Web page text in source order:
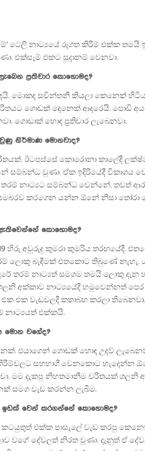
ටෙලි නාට්‍යයේ රූගත කිරීම් එක්ක
එක්සෑම් එකට සූදානම් වෙනවා.
ප්‍රතිචාර කොහොමද?
මොකද සචින්තනී කියලා කෙනෙක්
ගොඩක් දෙනෙක් ආදරෙයි. පොඩි
ගොඩාක් හොඳ ප්‍රතිචාර ලැබෙනවා.
නිර්මාණ මොනවාද?
ඊටපස්සේ කොරොනා කාලේදී
සම්බන්ධ වුණා. ඒක ඉදිරියේදී විකාශය
නාට්‍යට සම්බන්ධ වෙන්නේ. තවත්
කරගෙන යන්න ඕනේ නිසා තෝරා
කොහොමද?
හිරු අවුරුදු කුමරා කුමරිය තරඟයේදී.
ලොකු බැඳීමක් එතකොට තිබුණේ නැහැ.
තරම් නාට්‍යත් සමගම තමයි ලොකු
අක්කාව නාට්‍යයේදී හමුවෙන්නත් පෙර
එක වැඩවලදී කතාබහ කරලා
නාට්‍යයත් එක්කයි.
මොන වගේද?
එයාගෙන් ගොඩක් හොඳ උදව්
සහභාගී වෙනකොට හැදෙන්න
මම දැකපු නිහතමානීම චරිතයක් ශලනි
සමග වැඩ කරන්න ලැබීම.
ඉඩක් වෙන් කරගන්නේ කොහොමද?
කටයුතුත් එක්ක පාසැලේ වැඩ කරපු
වගේ දේවලත් නිරත වුණා. දැනුත් ඒ